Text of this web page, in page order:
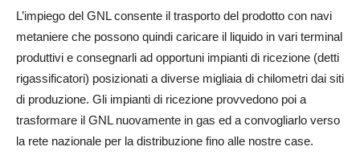
L’impiego del GNL consente il trasporto del prodotto con navi
metaniere che possono quindi caricare il liquido in vari terminal
produttivi e consegnarli ad opportuni impianti di ricezione (detti
rigassificatori) posizionati a diverse migliaia di chilometri dai siti
di produzione. Gli impianti di ricezione provvedono poi a
trasformare il GNL nuovamente in gas ed a convogliarlo verso
la rete nazionale per la distribuzione fino alle nostre case.